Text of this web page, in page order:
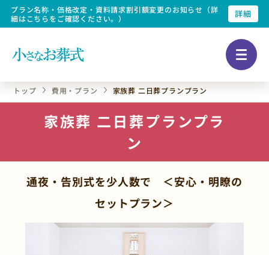
プラン名称・価格改定・資料請求割引額変更のお知らせ（詳
細はこちらをご確認ください。）
詳細
トップ 費用・プラン 家族葬 二日葬プランプラン
家族葬 二日葬プランプラ
ン
通夜・告別式を少人数で ＜安心・明瞭の
セットプラン＞